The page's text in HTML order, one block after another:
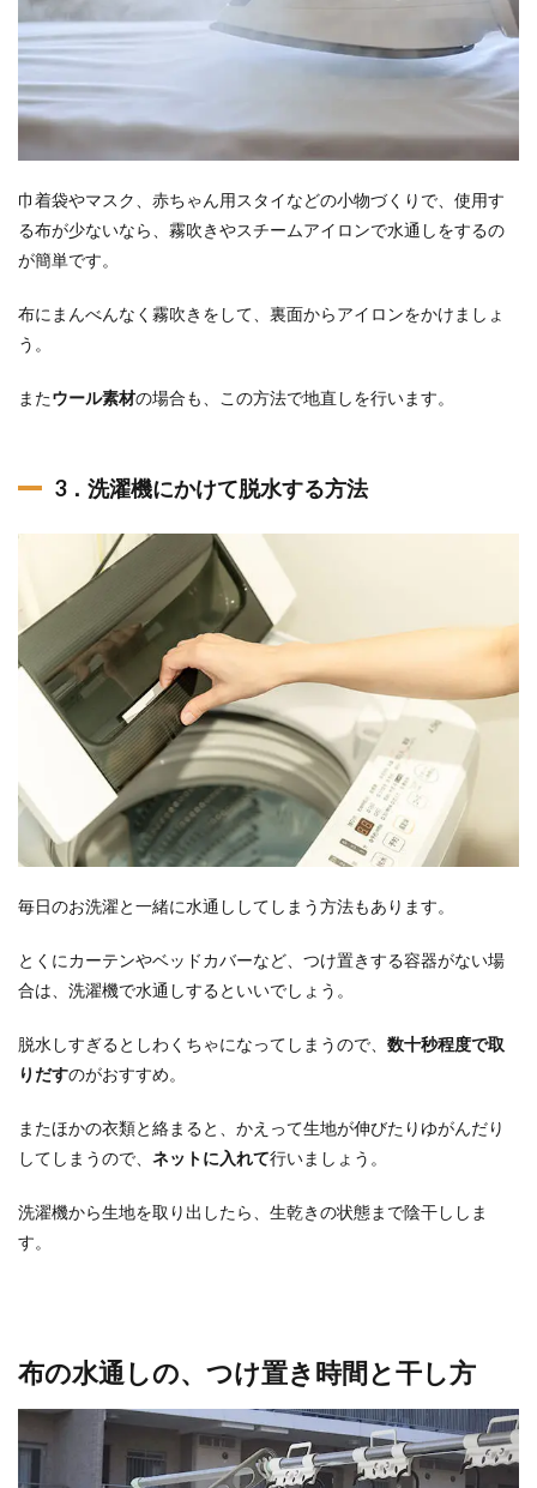
巾着袋やマスク、赤ちゃん用スタイなどの小物づくりで、使用す
る布が少ないなら、霧吹きやスチームアイロンで水通しをするの
が簡単です。
布にまんべんなく霧吹きをして、裏面からアイロンをかけましょ
う。
またウール素材の場合も、この方法で地直しを行います。
3．洗濯機にかけて脱水する方法
毎日のお洗濯と一緒に水通ししてしまう方法もあります。
とくにカーテンやベッドカバーなど、つけ置きする容器がない場
合は、洗濯機で水通しするといいでしょう。
脱水しすぎるとしわくちゃになってしまうので、 数十秒程度で取
りだすのがおすすめ。
またほかの衣類と絡まると、かえって生地が伸びたりゆがんだり
してしまうので、 ネットに入れて行いましょう。
洗濯機から生地を取り出したら、生乾きの状態まで陰干ししま
す。
布の水通しの、つけ置き時間と干し方